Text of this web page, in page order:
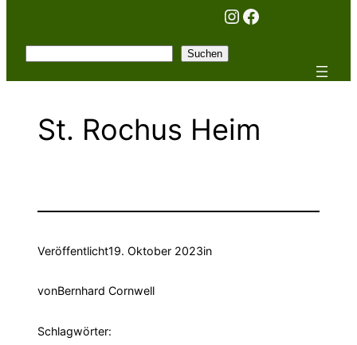
Instagram
Facebook
Suchen
St. Rochus Heim
Veröffentlicht19. Oktober 2023in
vonBernhard Cornwell
Schlagwörter: